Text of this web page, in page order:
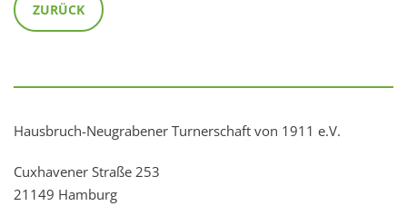
ZURÜCK
Hausbruch-Neugrabener Turnerschaft von 1911 e.V.
Cuxhavener Straße 253
21149 Hamburg